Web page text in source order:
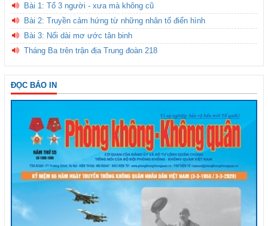
Bài 1: Tổ 3 người - xưa mà không cũ
Bài 2: Truyền cảm hứng từ những nhân tố điển hình
Bài 3: Nối dài mơ ước tân binh
Tháng Ba trên trận địa Trung đoàn 218
ĐỌC BÁO IN